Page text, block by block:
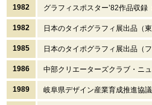
1982 グラフィスポスター’82作品収録
1982 日本のタイポグラフィ展出品（
1985 日本のタイポグラフィ展出品（フ
1986 中部クリエーターズクラブ・ニ
1989 岐阜県デザイン産業育成推進協